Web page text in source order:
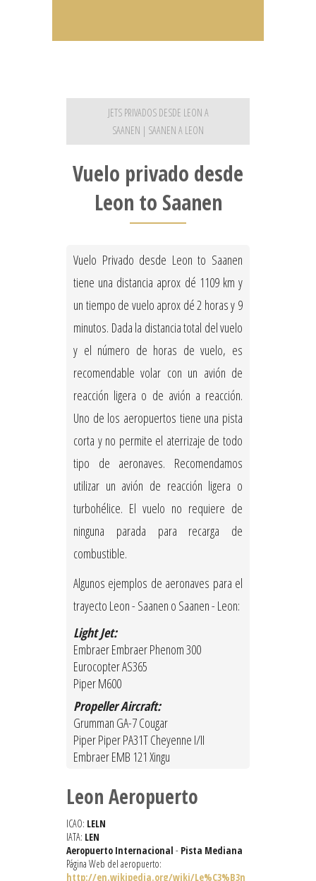
JETS PRIVADOS DESDE LEON A
SAANEN | SAANEN A LEON
Vuelo privado desde
Leon to Saanen
Vuelo Privado desde Leon to Saanen
tiene una distancia aprox dé 1109 km y
un tiempo de vuelo aprox dé 2 horas y 9
minutos. Dada la distancia total del vuelo
y el número de horas de vuelo, es
recomendable volar con un avión de
reacción ligera o de avión a reacción.
Uno de los aeropuertos tiene una pista
corta y no permite el aterrizaje de todo
tipo de aeronaves. Recomendamos
utilizar un avión de reacción ligera o
turbohélice. El vuelo no requiere de
ninguna parada para recarga de
combustible.
Algunos ejemplos de aeronaves para el
trayecto Leon - Saanen o Saanen - Leon:
Light Jet:
Embraer Embraer Phenom 300
Eurocopter AS365
Piper M600
Propeller Aircraft:
Grumman GA-7 Cougar
Piper Piper PA31T Cheyenne I/II
Embraer EMB 121 Xingu
Leon Aeropuerto
ICAO: LELN
IATA: LEN
Aeropuerto Internacional - Pista Mediana
Página Web del aeropuerto:
http://en.wikipedia.org/wiki/Le%C3%B3n_